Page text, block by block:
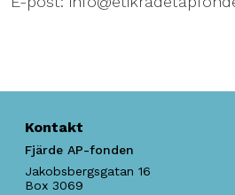
Kontakt
Fjärde AP-fonden
Jakobsbergsgatan 16
Box 3069